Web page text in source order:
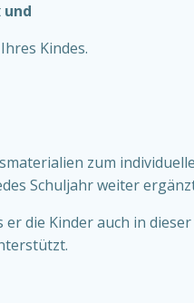
und
Kindes.
zum
Schuljahr weiter
die Kinder auch in dieser